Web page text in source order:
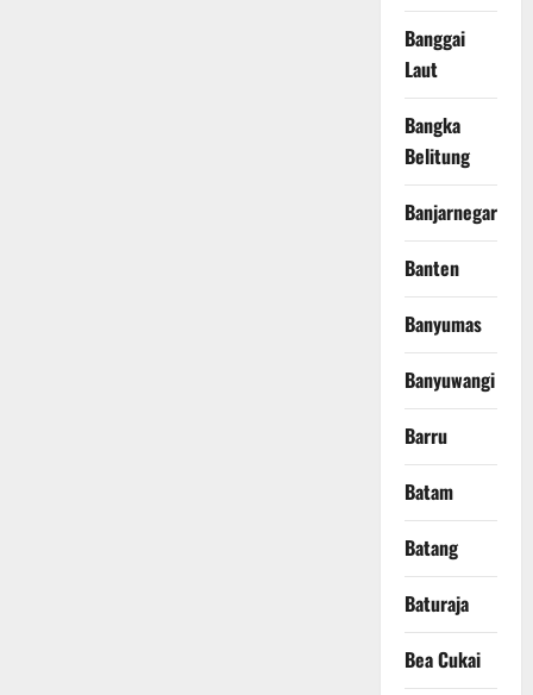
Banggai
Laut
Bangka
Belitung
Banjarnegara
Banten
Banyumas
Banyuwangi
Barru
Batam
Batang
Baturaja
Bea Cukai